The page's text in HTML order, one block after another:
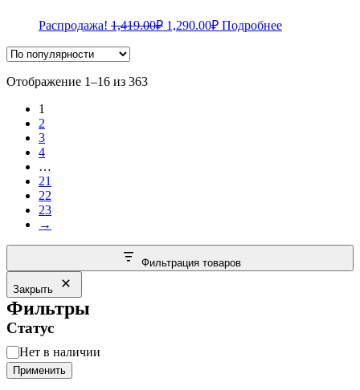
Распродажа! 1,419.00₽ Первоначальная
1,290.00₽Текущая
цена:
Подробнее
Отображение 1–16 из 363Сортировка:
1
2
3
4
…
21
22
23
→
Фильтрация товаров
Закрыть
Фильтры
Статус
Статус
Нет в наличии
Применить